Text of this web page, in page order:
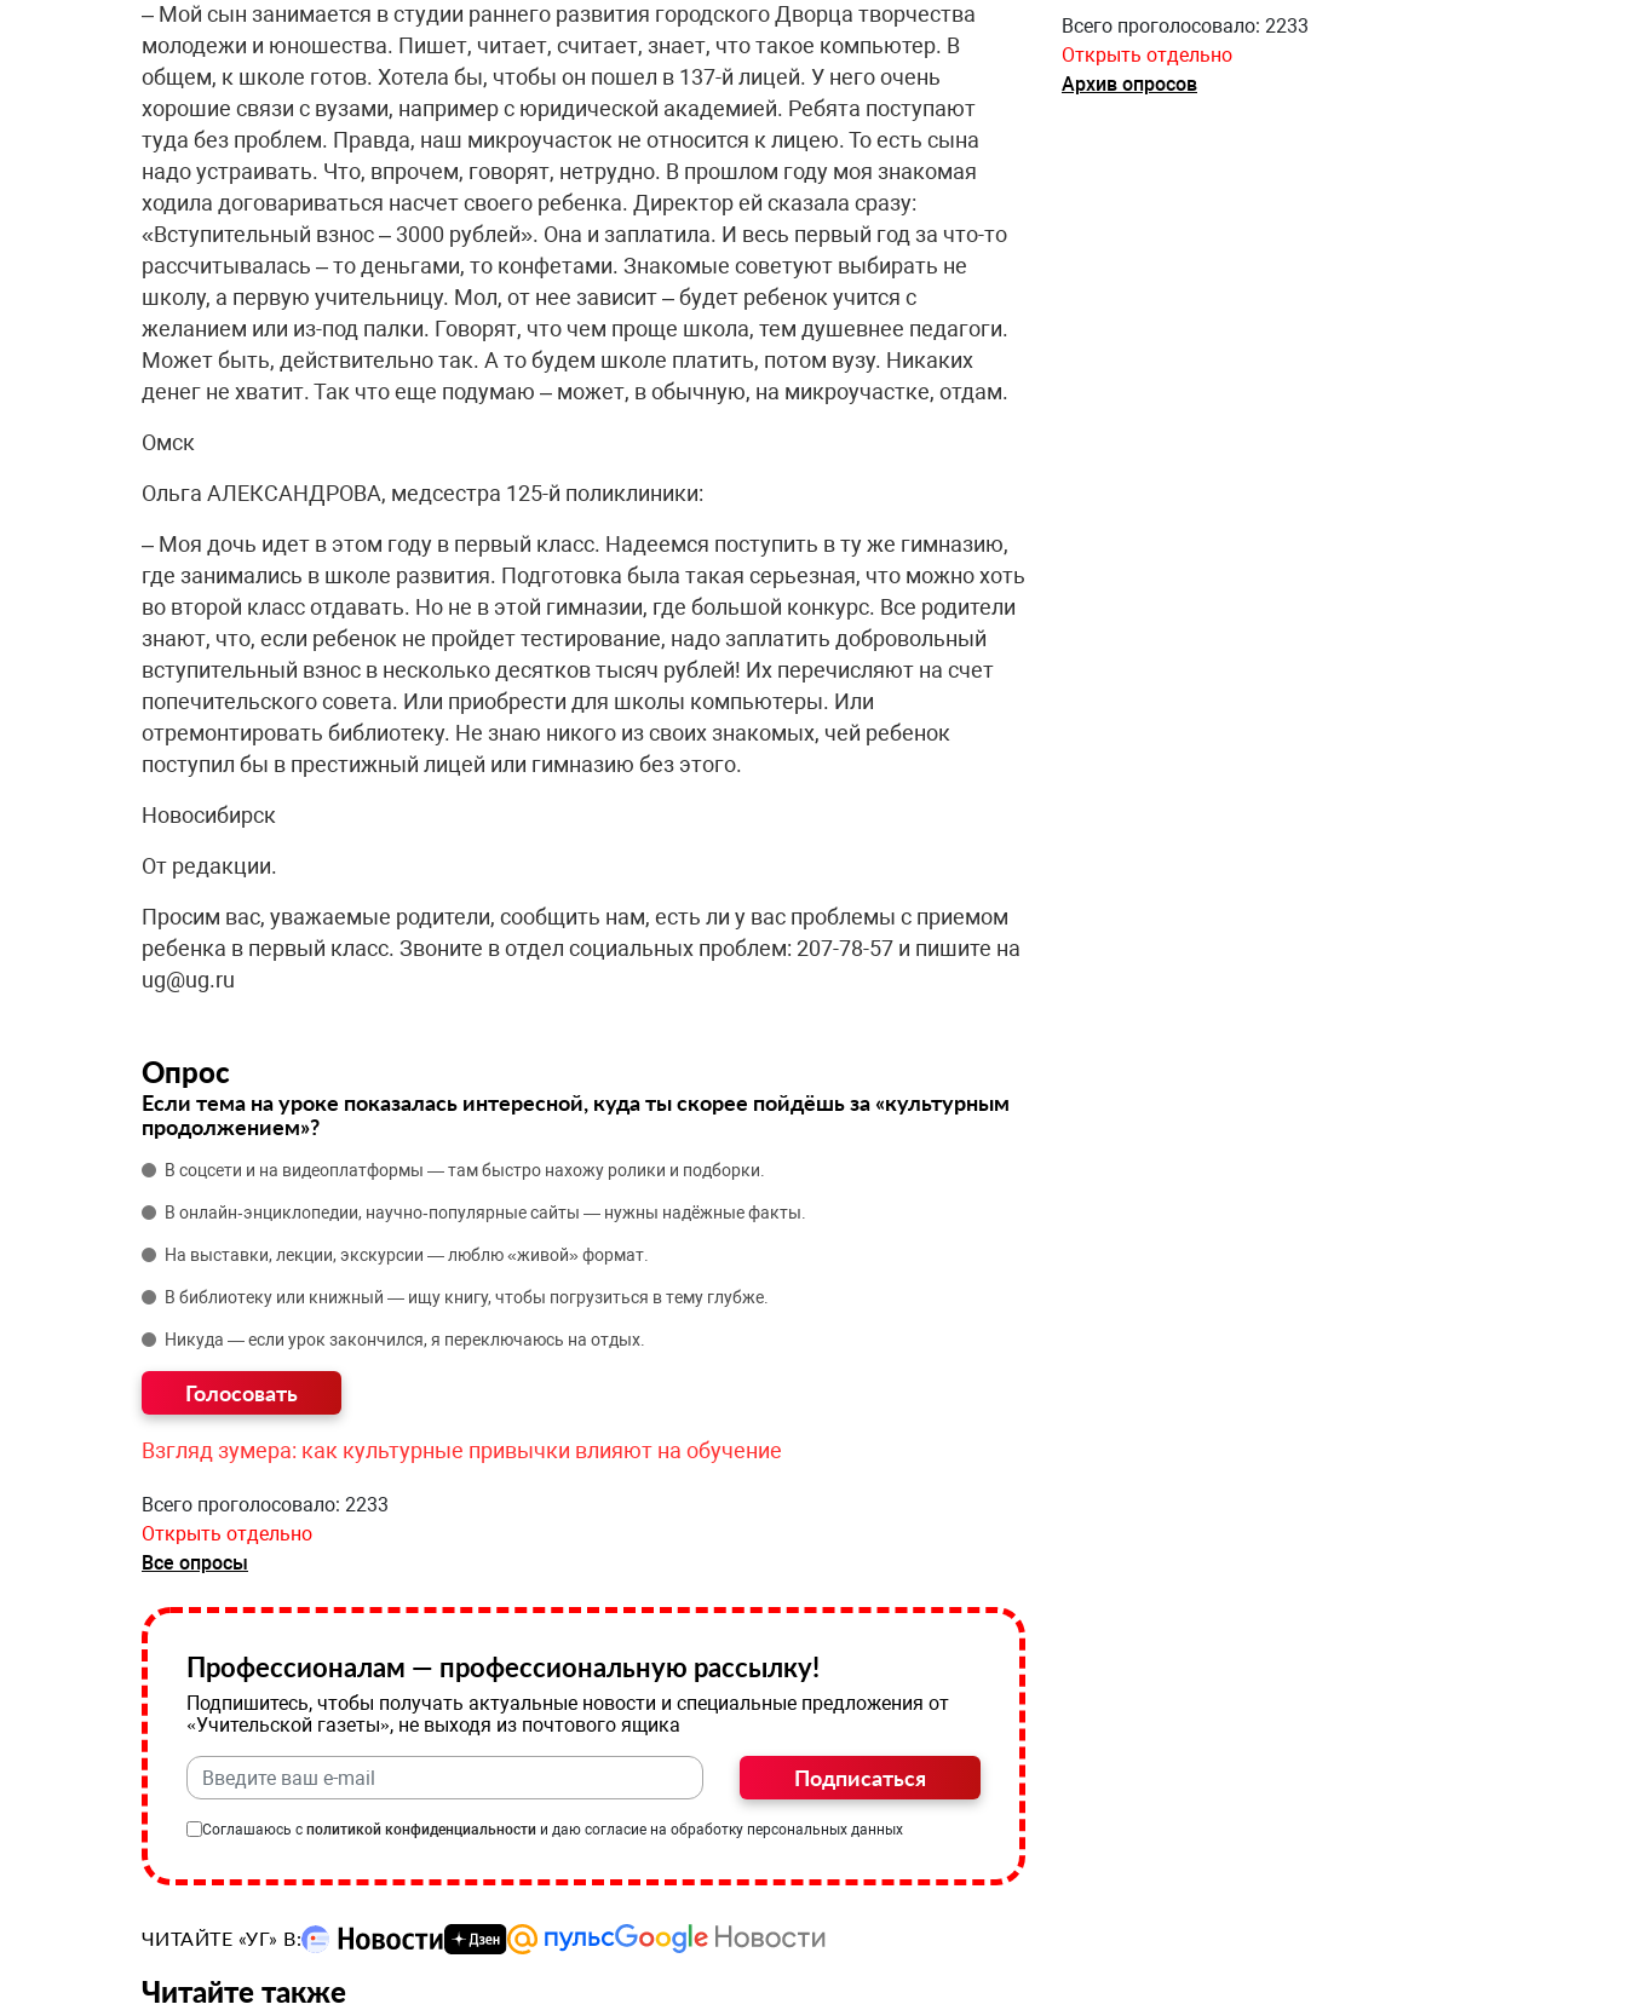
– Мой сын занимается в студии раннего развития городского Дворца творчества
молодежи и юношества. Пишет, читает, считает, знает, что такое компьютер. В
общем, к школе готов. Хотела бы, чтобы он пошел в 137-й лицей. У него очень
хорошие связи с вузами, например с юридической академией. Ребята поступают
туда без проблем. Правда, наш микроучасток не относится к лицею. То есть сына
надо устраивать. Что, впрочем, говорят, нетрудно. В прошлом году моя знакомая
ходила договариваться насчет своего ребенка. Директор ей сказала сразу:
«Вступительный взнос – 3000 рублей». Она и заплатила. И весь первый год за что-то
рассчитывалась – то деньгами, то конфетами. Знакомые советуют выбирать не
школу, а первую учительницу. Мол, от нее зависит – будет ребенок учится с
желанием или из-под палки. Говорят, что чем проще школа, тем душевнее педагоги.
Может быть, действительно так. А то будем школе платить, потом вузу. Никаких
денег не хватит. Так что еще подумаю – может, в обычную, на микроучастке, отдам.
Омск
Ольга АЛЕКСАНДРОВА, медсестра 125-й поликлиники:
– Моя дочь идет в этом году в первый класс. Надеемся поступить в ту же гимназию,
где занимались в школе развития. Подготовка была такая серьезная, что можно хоть
во второй класс отдавать. Но не в этой гимназии, где большой конкурс. Все родители
знают, что, если ребенок не пройдет тестирование, надо заплатить добровольный
вступительный взнос в несколько десятков тысяч рублей! Их перечисляют на счет
попечительского совета. Или приобрести для школы компьютеры. Или
отремонтировать библиотеку. Не знаю никого из своих знакомых, чей ребенок
поступил бы в престижный лицей или гимназию без этого.
Новосибирск
От редакции.
Просим вас, уважаемые родители, сообщить нам, есть ли у вас проблемы с приемом
ребенка в первый класс. Звоните в отдел социальных проблем: 207-78-57 и пишите на
ug@ug.ru
Опрос
Если тема на уроке показалась интересной, куда ты скорее пойдёшь за «культурным
продолжением»?
В соцсети и на видеоплатформы — там быстро нахожу ролики и подборки.
В онлайн‑энциклопедии, научно‑популярные сайты — нужны надёжные факты.
На выставки, лекции, экскурсии — люблю «живой» формат.
В библиотеку или книжный — ищу книгу, чтобы погрузиться в тему глубже.
Никуда — если урок закончился, я переключаюсь на отдых.
Взгляд зумера: как культурные привычки влияют на обучение
Всего проголосовало: 2233
Открыть отдельно
Все опросы
Профессионалам — профессиональную рассылку!
Подпишитесь, чтобы получать актуальные новости и специальные предложения от
«Учительской газеты», не выходя из почтового ящика
Подписаться
Соглашаюсь с политикой конфиденциальности и даю согласие на обработку персональных данных
ЧИТАЙТЕ «УГ» В:
Читайте также
Всего проголосовало: 2233
Открыть отдельно
Архив опросов